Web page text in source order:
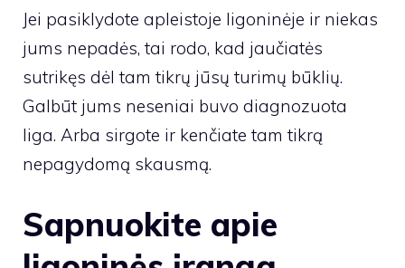
Jei pasiklydote apleistoje ligoninėje ir niekas
jums nepadės, tai rodo, kad jaučiatės
sutrikęs dėl tam tikrų jūsų turimų būklių.
Galbūt jums neseniai buvo diagnozuota
liga. Arba sirgote ir kenčiate tam tikrą
nepagydomą skausmą.
Sapnuokite apie